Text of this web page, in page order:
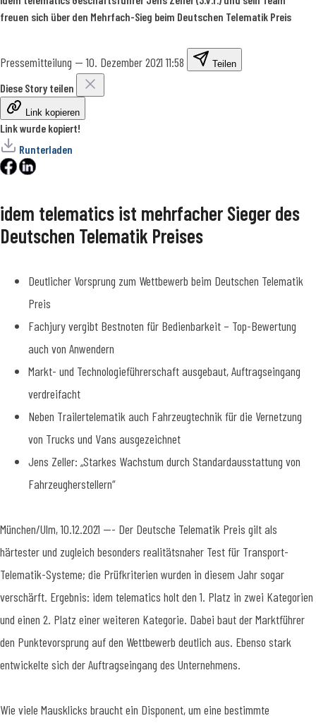
freuen sich über den Mehrfach-Sieg beim Deutschen Telematik Preis
Pressemitteilung —10. Dezember 2021 11:58 Teilen
Diese Story teilen
Link kopieren
Link wurde kopiert!
Runterladen
idem telematics ist mehrfacher Sieger des
Deutschen Telematik Preises
Deutlicher Vorsprung zum Wettbewerb beim Deutschen Telematik
Preis
Fachjury vergibt Bestnoten für Bedienbarkeit – Top-Bewertung
auch von Anwendern
Markt- und Technologieführerschaft ausgebaut, Auftragseingang
verdreifacht
Neben Trailertelematik auch Fahrzeugtechnik für die Vernetzung
von Trucks und Vans ausgezeichnet
Jens Zeller: „Starkes Wachstum durch Standardausstattung von
Fahrzeugherstellern“
München/Ulm, 10.12.2021 --- Der Deutsche Telematik Preis gilt als
härtester und zugleich besonders realitätsnaher Test für Transport-
Telematik-Systeme; die Prüfkriterien wurden in diesem Jahr sogar
verschärft. Ergebnis: idem telematics holt den 1. Platz in zwei Kategorien
und einen 2. Platz einer weiteren Kategorie. Dabei baut der Marktführer
den Punktevorsprung auf den Wettbewerb deutlich aus. Ebenso stark
entwickelte sich der Auftragseingang des Unternehmens.
Wie viele Mausklicks braucht ein Disponent, um eine bestimmte